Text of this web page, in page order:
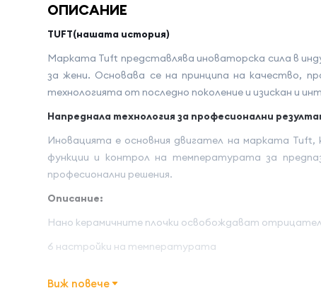
ОПИСАНИЕ
TUFT(нашата история)
Марката Tuft представлява иноваторска сила в
за жени. Основава се на принципа на качество,
технологията от последно поколение и изискан и
Напреднала технология за професионални
Иновацията е основния двигател на марката
функции и контрол на температурата за
професионални решения.
Описание:
Нано керамичните плочки освобождават
6 настройки на температурата
пресата и върху изкуствена коса (например перуки
Виж повече